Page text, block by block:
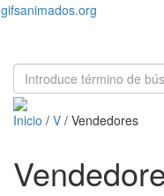
gifsanimados.org
Inicio / V / Vendedores